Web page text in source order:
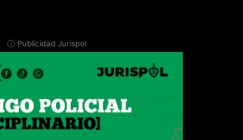
ⓘ Publicidad Jurispol